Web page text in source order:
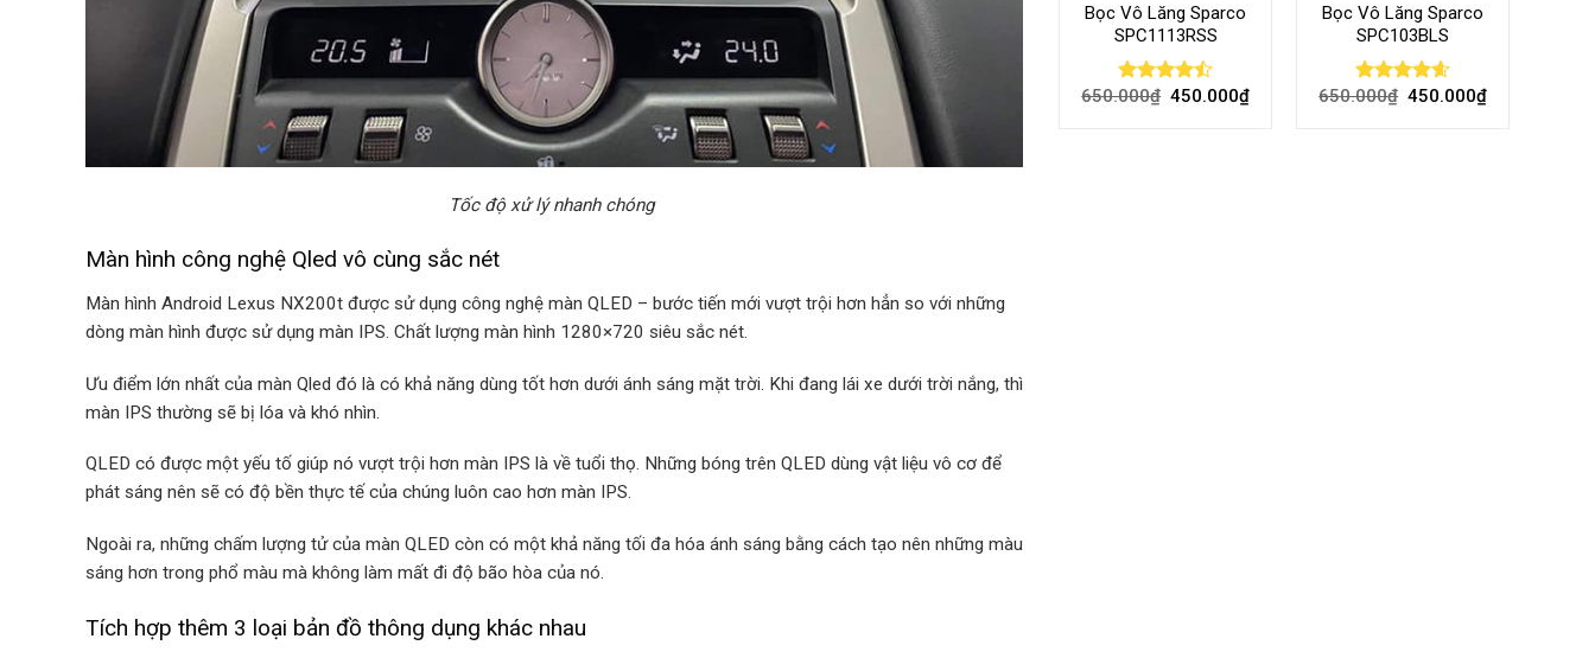
Tốc độ xử lý nhanh chóng
Màn hình công nghệ Qled vô cùng sắc nét
Màn hình Android Lexus NX200t được sử dụng công nghệ màn QLED – bước tiến mới vượt trội hơn hẳn so với những
dòng màn hình được sử dụng màn IPS. Chất lượng màn hình 1280×720 siêu sắc nét.
Ưu điểm lớn nhất của màn Qled đó là có khả năng dùng tốt hơn dưới ánh sáng mặt trời. Khi đang lái xe dưới trời nắng, thì
màn IPS thường sẽ bị lóa và khó nhìn.
QLED có được một yếu tố giúp nó vượt trội hơn màn IPS là về tuổi thọ. Những bóng trên QLED dùng vật liệu vô cơ để
phát sáng nên sẽ có độ bền thực tế của chúng luôn cao hơn màn IPS.
Ngoài ra, những chấm lượng tử của màn QLED còn có một khả năng tối đa hóa ánh sáng bằng cách tạo nên những màu
sáng hơn trong phổ màu mà không làm mất đi độ bão hòa của nó.
Tích hợp thêm 3 loại bản đồ thông dụng khác nhau
Bọc Vô Lăng Sparco
SPC1113RSS
Rated
650.000₫ 450.000₫
Bọc Vô Lăng Sparco
SPC103BLS
Rated4.57
650.000₫ 450.000₫